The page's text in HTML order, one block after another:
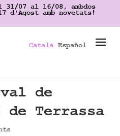
31/07 al 16/08, ambdos
d'Agost amb novetats!
Català Español
de
de Terrassa